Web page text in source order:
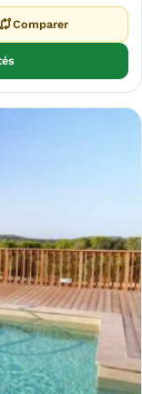
Comparer